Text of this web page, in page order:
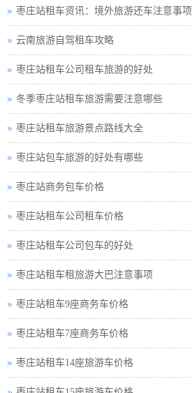
枣庄站租车资讯：境外旅游还车注意事
云南旅游自驾租车攻略
枣庄站租车公司租车旅游的好处
冬季枣庄站租车旅游需要注意哪些
枣庄站租车旅游景点路线大全
枣庄站包车旅游的好处有哪些
枣庄站商务包车价格
枣庄站租车公司租车价格
枣庄站租车公司包车的好处
枣庄站租车租旅游大巴注意事项
枣庄站租车9座商务车价格
枣庄站租车7座商务车价格
枣庄站租车14座旅游车价格